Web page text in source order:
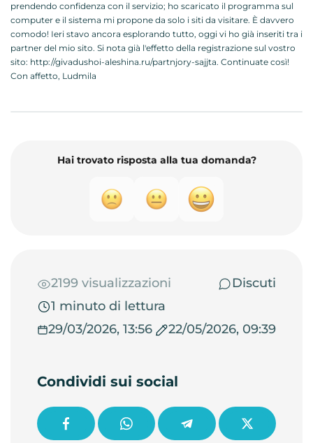
prendendo confidenza con il servizio; ho scaricato il programma sul
computer e il sistema mi propone da solo i siti da visitare. È davvero
comodo! Ieri stavo ancora esplorando tutto, oggi vi ho già inseriti tra i
partner del mio sito. Si nota già l'effetto della registrazione sul vostro
sito: http://givadushoi-aleshina.ru/partnjory-sajjta. Continuate così!
Con affetto, Ludmila
Hai trovato risposta alla tua domanda?
2199 visualizzazioni
Discuti
1 minuto di lettura
29/03/2026, 13:56
22/05/2026, 09:39
Condividi sui social